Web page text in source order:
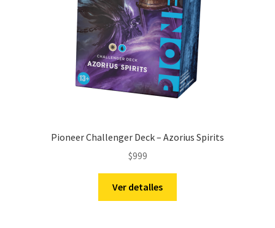
Pioneer Challenger Deck – Azorius Spirits
$999
Ver detalles